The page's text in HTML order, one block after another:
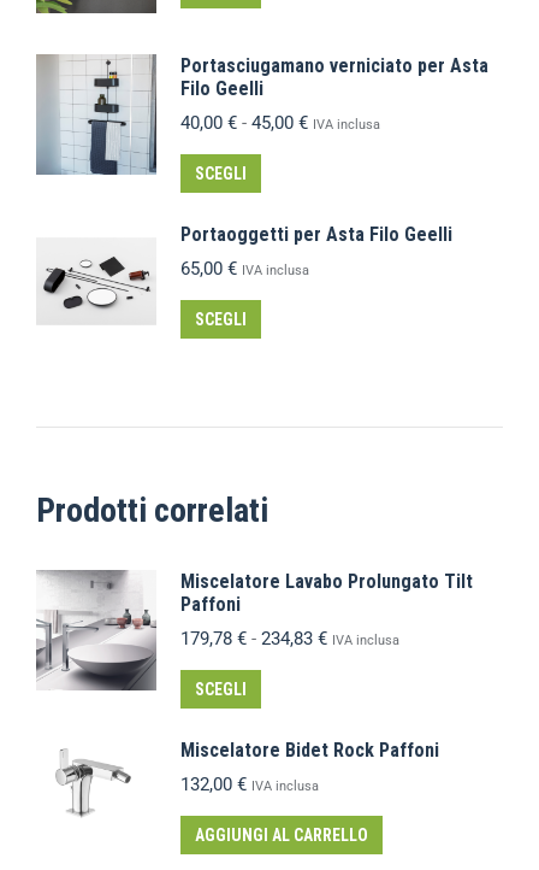
Portasciugamano verniciato per Asta
Filo Geelli
40,00 € - 45,00 € IVA inclusa
SCEGLI
Portaoggetti per Asta Filo Geelli
65,00 € IVA inclusa
SCEGLI
Prodotti correlati
Miscelatore Lavabo Prolungato Tilt
Paffoni
179,78 € - 234,83 € IVA inclusa
SCEGLI
Miscelatore Bidet Rock Paffoni
132,00 € IVA inclusa
AGGIUNGI AL CARRELLO